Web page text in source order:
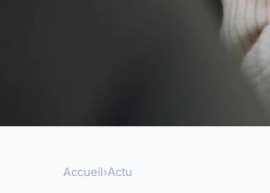
Accueil›Actu